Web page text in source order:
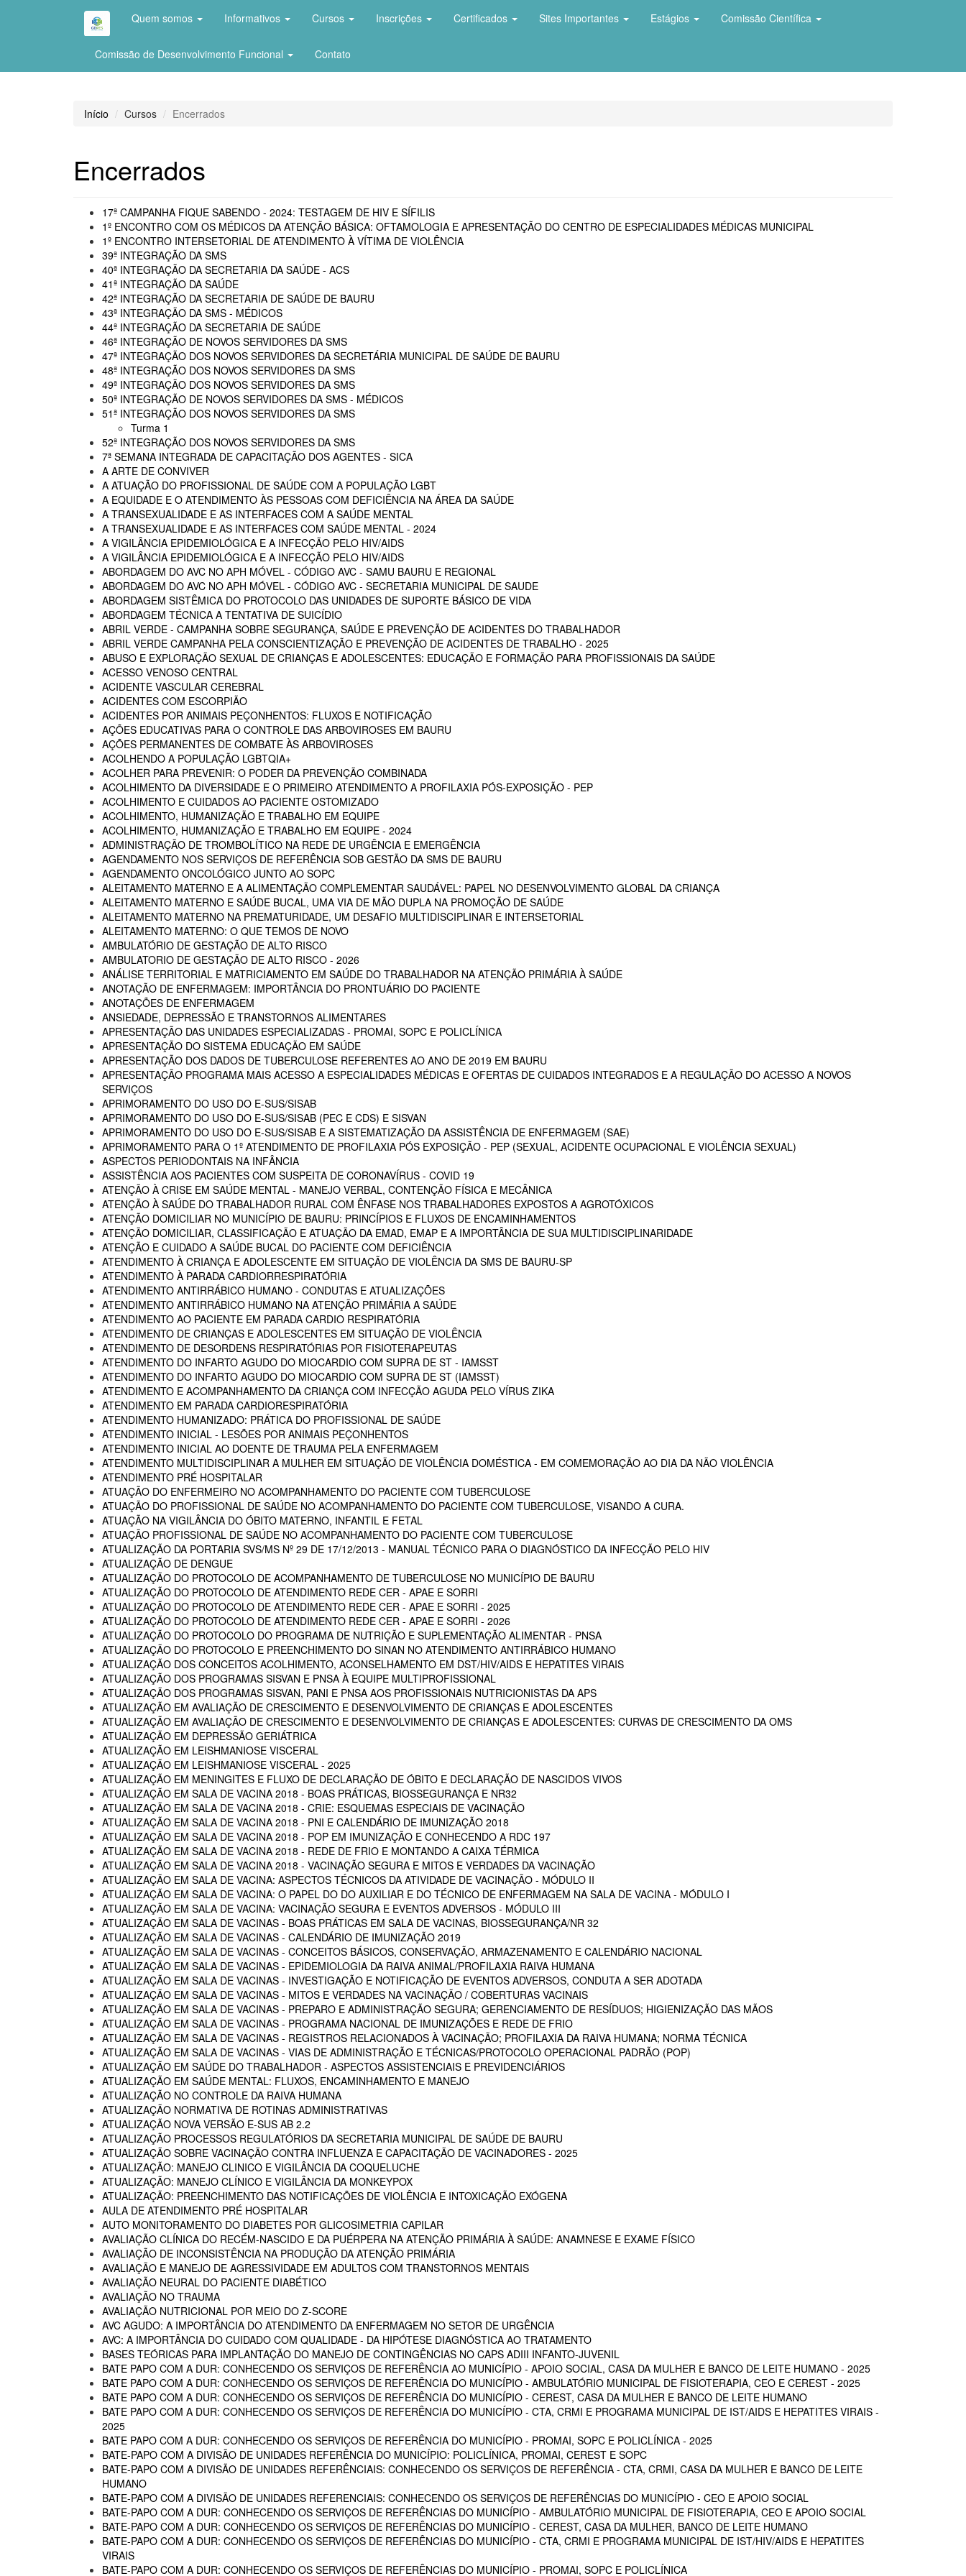
Quem somos Informativos Cursos Inscrições Certificados Sites Importantes Estágios Comissão Científica
Comissão de Desenvolvimento Funcional Contato
Início Cursos Encerrados
Encerrados
17ª CAMPANHA FIQUE SABENDO - 2024: TESTAGEM DE HIV E SÍFILIS
1º ENCONTRO COM OS MÉDICOS DA ATENÇÃO BÁSICA: OFTAMOLOGIA E APRESENTAÇÃO DO CENTRO DE ESPECIALIDADES MÉDICAS MUNICIPAL
1º ENCONTRO INTERSETORIAL DE ATENDIMENTO À VÍTIMA DE VIOLÊNCIA
39ª INTEGRAÇÃO DA SMS
40ª INTEGRAÇÃO DA SECRETARIA DA SAÚDE - ACS
41ª INTEGRAÇÃO DA SAÚDE
42ª INTEGRAÇÃO DA SECRETARIA DE SAÚDE DE BAURU
43ª INTEGRAÇÃO DA SMS - MÉDICOS
44ª INTEGRAÇÃO DA SECRETARIA DE SAÚDE
46ª INTEGRAÇÃO DE NOVOS SERVIDORES DA SMS
47ª INTEGRAÇÃO DOS NOVOS SERVIDORES DA SECRETÁRIA MUNICIPAL DE SAÚDE DE BAURU
48ª INTEGRAÇÃO DOS NOVOS SERVIDORES DA SMS
49ª INTEGRAÇÃO DOS NOVOS SERVIDORES DA SMS
50ª INTEGRAÇÃO DE NOVOS SERVIDORES DA SMS - MÉDICOS
51ª INTEGRAÇÃO DOS NOVOS SERVIDORES DA SMS
Turma 1
52ª INTEGRAÇÃO DOS NOVOS SERVIDORES DA SMS
7ª SEMANA INTEGRADA DE CAPACITAÇÃO DOS AGENTES - SICA
A ARTE DE CONVIVER
A ATUAÇÃO DO PROFISSIONAL DE SAÚDE COM A POPULAÇÃO LGBT
A EQUIDADE E O ATENDIMENTO ÀS PESSOAS COM DEFICIÊNCIA NA ÁREA DA SAÚDE
A TRANSEXUALIDADE E AS INTERFACES COM A SAÚDE MENTAL
A TRANSEXUALIDADE E AS INTERFACES COM SAÚDE MENTAL - 2024
A VIGILÂNCIA EPIDEMIOLÓGICA E A INFECÇÃO PELO HIV/AIDS
A VIGILÂNCIA EPIDEMIOLÓGICA E A INFECÇÃO PELO HIV/AIDS
ABORDAGEM DO AVC NO APH MÓVEL - CÓDIGO AVC - SAMU BAURU E REGIONAL
ABORDAGEM DO AVC NO APH MÓVEL - CÓDIGO AVC - SECRETARIA MUNICIPAL DE SAUDE
ABORDAGEM SISTÊMICA DO PROTOCOLO DAS UNIDADES DE SUPORTE BÁSICO DE VIDA
ABORDAGEM TÉCNICA A TENTATIVA DE SUICÍDIO
ABRIL VERDE - CAMPANHA SOBRE SEGURANÇA, SAÚDE E PREVENÇÃO DE ACIDENTES DO TRABALHADOR
ABRIL VERDE CAMPANHA PELA CONSCIENTIZAÇÃO E PREVENÇÃO DE ACIDENTES DE TRABALHO - 2025
ABUSO E EXPLORAÇÃO SEXUAL DE CRIANÇAS E ADOLESCENTES: EDUCAÇÃO E FORMAÇÃO PARA PROFISSIONAIS DA SAÚDE
ACESSO VENOSO CENTRAL
ACIDENTE VASCULAR CEREBRAL
ACIDENTES COM ESCORPIÃO
ACIDENTES POR ANIMAIS PEÇONHENTOS: FLUXOS E NOTIFICAÇÃO
AÇÕES EDUCATIVAS PARA O CONTROLE DAS ARBOVIROSES EM BAURU
AÇÕES PERMANENTES DE COMBATE ÀS ARBOVIROSES
ACOLHENDO A POPULAÇÃO LGBTQIA+
ACOLHER PARA PREVENIR: O PODER DA PREVENÇÃO COMBINADA
ACOLHIMENTO DA DIVERSIDADE E O PRIMEIRO ATENDIMENTO A PROFILAXIA PÓS-EXPOSIÇÃO - PEP
ACOLHIMENTO E CUIDADOS AO PACIENTE OSTOMIZADO
ACOLHIMENTO, HUMANIZAÇÃO E TRABALHO EM EQUIPE
ACOLHIMENTO, HUMANIZAÇÃO E TRABALHO EM EQUIPE - 2024
ADMINISTRAÇÃO DE TROMBOLÍTICO NA REDE DE URGÊNCIA E EMERGÊNCIA
AGENDAMENTO NOS SERVIÇOS DE REFERÊNCIA SOB GESTÃO DA SMS DE BAURU
AGENDAMENTO ONCOLÓGICO JUNTO AO SOPC
ALEITAMENTO MATERNO E A ALIMENTAÇÃO COMPLEMENTAR SAUDÁVEL: PAPEL NO DESENVOLVIMENTO GLOBAL DA CRIANÇA
ALEITAMENTO MATERNO E SAÚDE BUCAL, UMA VIA DE MÃO DUPLA NA PROMOÇÃO DE SAÚDE
ALEITAMENTO MATERNO NA PREMATURIDADE, UM DESAFIO MULTIDISCIPLINAR E INTERSETORIAL
ALEITAMENTO MATERNO: O QUE TEMOS DE NOVO
AMBULATÓRIO DE GESTAÇÃO DE ALTO RISCO
AMBULATORIO DE GESTAÇÃO DE ALTO RISCO - 2026
ANÁLISE TERRITORIAL E MATRICIAMENTO EM SAÚDE DO TRABALHADOR NA ATENÇÃO PRIMÁRIA À SAÚDE
ANOTAÇÃO DE ENFERMAGEM: IMPORTÂNCIA DO PRONTUÁRIO DO PACIENTE
ANOTAÇÕES DE ENFERMAGEM
ANSIEDADE, DEPRESSÃO E TRANSTORNOS ALIMENTARES
APRESENTAÇÃO DAS UNIDADES ESPECIALIZADAS - PROMAI, SOPC E POLICLÍNICA
APRESENTAÇÃO DO SISTEMA EDUCAÇÃO EM SAÚDE
APRESENTAÇÃO DOS DADOS DE TUBERCULOSE REFERENTES AO ANO DE 2019 EM BAURU
APRESENTAÇÃO PROGRAMA MAIS ACESSO A ESPECIALIDADES MÉDICAS E OFERTAS DE CUIDADOS INTEGRADOS E A REGULAÇÃO DO ACESSO A NOVOS
SERVIÇOS
APRIMORAMENTO DO USO DO E-SUS/SISAB
APRIMORAMENTO DO USO DO E-SUS/SISAB (PEC E CDS) E SISVAN
APRIMORAMENTO DO USO DO E-SUS/SISAB E A SISTEMATIZAÇÃO DA ASSISTÊNCIA DE ENFERMAGEM (SAE)
APRIMORAMENTO PARA O 1º ATENDIMENTO DE PROFILAXIA PÓS EXPOSIÇÃO - PEP (SEXUAL, ACIDENTE OCUPACIONAL E VIOLÊNCIA SEXUAL)
ASPECTOS PERIODONTAIS NA INFÂNCIA
ASSISTÊNCIA AOS PACIENTES COM SUSPEITA DE CORONAVÍRUS - COVID 19
ATENÇÃO À CRISE EM SAÚDE MENTAL - MANEJO VERBAL, CONTENÇÃO FÍSICA E MECÂNICA
ATENÇÃO À SAÚDE DO TRABALHADOR RURAL COM ÊNFASE NOS TRABALHADORES EXPOSTOS A AGROTÓXICOS
ATENÇÃO DOMICILIAR NO MUNICÍPIO DE BAURU: PRINCÍPIOS E FLUXOS DE ENCAMINHAMENTOS
ATENÇÃO DOMICILIAR, CLASSIFICAÇÃO E ATUAÇÃO DA EMAD, EMAP E A IMPORTÂNCIA DE SUA MULTIDISCIPLINARIDADE
ATENÇÃO E CUIDADO A SAÚDE BUCAL DO PACIENTE COM DEFICIÊNCIA
ATENDIMENTO À CRIANÇA E ADOLESCENTE EM SITUAÇÃO DE VIOLÊNCIA DA SMS DE BAURU-SP
ATENDIMENTO À PARADA CARDIORRESPIRATÓRIA
ATENDIMENTO ANTIRRÁBICO HUMANO - CONDUTAS E ATUALIZAÇÕES
ATENDIMENTO ANTIRRÁBICO HUMANO NA ATENÇÃO PRIMÁRIA A SAÚDE
ATENDIMENTO AO PACIENTE EM PARADA CARDIO RESPIRATÓRIA
ATENDIMENTO DE CRIANÇAS E ADOLESCENTES EM SITUAÇÃO DE VIOLÊNCIA
ATENDIMENTO DE DESORDENS RESPIRATÓRIAS POR FISIOTERAPEUTAS
ATENDIMENTO DO INFARTO AGUDO DO MIOCARDIO COM SUPRA DE ST - IAMSST
ATENDIMENTO DO INFARTO AGUDO DO MIOCARDIO COM SUPRA DE ST (IAMSST)
ATENDIMENTO E ACOMPANHAMENTO DA CRIANÇA COM INFECÇÃO AGUDA PELO VÍRUS ZIKA
ATENDIMENTO EM PARADA CARDIORESPIRATÓRIA
ATENDIMENTO HUMANIZADO: PRÁTICA DO PROFISSIONAL DE SAÚDE
ATENDIMENTO INICIAL - LESÕES POR ANIMAIS PEÇONHENTOS
ATENDIMENTO INICIAL AO DOENTE DE TRAUMA PELA ENFERMAGEM
ATENDIMENTO MULTIDISCIPLINAR A MULHER EM SITUAÇÃO DE VIOLÊNCIA DOMÉSTICA - EM COMEMORAÇÃO AO DIA DA NÃO VIOLÊNCIA
ATENDIMENTO PRÉ HOSPITALAR
ATUAÇÃO DO ENFERMEIRO NO ACOMPANHAMENTO DO PACIENTE COM TUBERCULOSE
ATUAÇÃO DO PROFISSIONAL DE SAÚDE NO ACOMPANHAMENTO DO PACIENTE COM TUBERCULOSE, VISANDO A CURA.
ATUAÇÃO NA VIGILÂNCIA DO ÓBITO MATERNO, INFANTIL E FETAL
ATUAÇÃO PROFISSIONAL DE SAÚDE NO ACOMPANHAMENTO DO PACIENTE COM TUBERCULOSE
ATUALIZAÇÃO DA PORTARIA SVS/MS Nº 29 DE 17/12/2013 - MANUAL TÉCNICO PARA O DIAGNÓSTICO DA INFECÇÃO PELO HIV
ATUALIZAÇÃO DE DENGUE
ATUALIZAÇÃO DO PROTOCOLO DE ACOMPANHAMENTO DE TUBERCULOSE NO MUNICÍPIO DE BAURU
ATUALIZAÇÃO DO PROTOCOLO DE ATENDIMENTO REDE CER - APAE E SORRI
ATUALIZAÇÃO DO PROTOCOLO DE ATENDIMENTO REDE CER - APAE E SORRI - 2025
ATUALIZAÇÃO DO PROTOCOLO DE ATENDIMENTO REDE CER - APAE E SORRI - 2026
ATUALIZAÇÃO DO PROTOCOLO DO PROGRAMA DE NUTRIÇÃO E SUPLEMENTAÇÃO ALIMENTAR - PNSA
ATUALIZAÇÃO DO PROTOCOLO E PREENCHIMENTO DO SINAN NO ATENDIMENTO ANTIRRÁBICO HUMANO
ATUALIZAÇÃO DOS CONCEITOS ACOLHIMENTO, ACONSELHAMENTO EM DST/HIV/AIDS E HEPATITES VIRAIS
ATUALIZAÇÃO DOS PROGRAMAS SISVAN E PNSA À EQUIPE MULTIPROFISSIONAL
ATUALIZAÇÃO DOS PROGRAMAS SISVAN, PANI E PNSA AOS PROFISSIONAIS NUTRICIONISTAS DA APS
ATUALIZAÇÃO EM AVALIAÇÃO DE CRESCIMENTO E DESENVOLVIMENTO DE CRIANÇAS E ADOLESCENTES
ATUALIZAÇÃO EM AVALIAÇÃO DE CRESCIMENTO E DESENVOLVIMENTO DE CRIANÇAS E ADOLESCENTES: CURVAS DE CRESCIMENTO DA OMS
ATUALIZAÇÃO EM DEPRESSÃO GERIÁTRICA
ATUALIZAÇÃO EM LEISHMANIOSE VISCERAL
ATUALIZAÇÃO EM LEISHMANIOSE VISCERAL - 2025
ATUALIZAÇÃO EM MENINGITES E FLUXO DE DECLARAÇÃO DE ÓBITO E DECLARAÇÃO DE NASCIDOS VIVOS
ATUALIZAÇÃO EM SALA DE VACINA 2018 - BOAS PRÁTICAS, BIOSSEGURANÇA E NR32
ATUALIZAÇÃO EM SALA DE VACINA 2018 - CRIE: ESQUEMAS ESPECIAIS DE VACINAÇÃO
ATUALIZAÇÃO EM SALA DE VACINA 2018 - PNI E CALENDÁRIO DE IMUNIZAÇÃO 2018
ATUALIZAÇÃO EM SALA DE VACINA 2018 - POP EM IMUNIZAÇÃO E CONHECENDO A RDC 197
ATUALIZAÇÃO EM SALA DE VACINA 2018 - REDE DE FRIO E MONTANDO A CAIXA TÉRMICA
ATUALIZAÇÃO EM SALA DE VACINA 2018 - VACINAÇÃO SEGURA E MITOS E VERDADES DA VACINAÇÃO
ATUALIZAÇÃO EM SALA DE VACINA: ASPECTOS TÉCNICOS DA ATIVIDADE DE VACINAÇÃO - MÓDULO II
ATUALIZAÇÃO EM SALA DE VACINA: O PAPEL DO DO AUXILIAR E DO TÉCNICO DE ENFERMAGEM NA SALA DE VACINA - MÓDULO I
ATUALIZAÇÃO EM SALA DE VACINA: VACINAÇÃO SEGURA E EVENTOS ADVERSOS - MÓDULO III
ATUALIZAÇÃO EM SALA DE VACINAS - BOAS PRÁTICAS EM SALA DE VACINAS, BIOSSEGURANÇA/NR 32
ATUALIZAÇÃO EM SALA DE VACINAS - CALENDÁRIO DE IMUNIZAÇÃO 2019
ATUALIZAÇÃO EM SALA DE VACINAS - CONCEITOS BÁSICOS, CONSERVAÇÃO, ARMAZENAMENTO E CALENDÁRIO NACIONAL
ATUALIZAÇÃO EM SALA DE VACINAS - EPIDEMIOLOGIA DA RAIVA ANIMAL/PROFILAXIA RAIVA HUMANA
ATUALIZAÇÃO EM SALA DE VACINAS - INVESTIGAÇÃO E NOTIFICAÇÃO DE EVENTOS ADVERSOS, CONDUTA A SER ADOTADA
ATUALIZAÇÃO EM SALA DE VACINAS - MITOS E VERDADES NA VACINAÇÃO / COBERTURAS VACINAIS
ATUALIZAÇÃO EM SALA DE VACINAS - PREPARO E ADMINISTRAÇÃO SEGURA; GERENCIAMENTO DE RESÍDUOS; HIGIENIZAÇÃO DAS MÃOS
ATUALIZAÇÃO EM SALA DE VACINAS - PROGRAMA NACIONAL DE IMUNIZAÇÕES E REDE DE FRIO
ATUALIZAÇÃO EM SALA DE VACINAS - REGISTROS RELACIONADOS À VACINAÇÃO; PROFILAXIA DA RAIVA HUMANA; NORMA TÉCNICA
ATUALIZAÇÃO EM SALA DE VACINAS - VIAS DE ADMINISTRAÇÃO E TÉCNICAS/PROTOCOLO OPERACIONAL PADRÃO (POP)
ATUALIZAÇÃO EM SAÚDE DO TRABALHADOR - ASPECTOS ASSISTENCIAIS E PREVIDENCIÁRIOS
ATUALIZAÇÃO EM SAÚDE MENTAL: FLUXOS, ENCAMINHAMENTO E MANEJO
ATUALIZAÇÃO NO CONTROLE DA RAIVA HUMANA
ATUALIZAÇÃO NORMATIVA DE ROTINAS ADMINISTRATIVAS
ATUALIZAÇÃO NOVA VERSÃO E-SUS AB 2.2
ATUALIZAÇÃO PROCESSOS REGULATÓRIOS DA SECRETARIA MUNICIPAL DE SAÚDE DE BAURU
ATUALIZAÇÃO SOBRE VACINAÇÃO CONTRA INFLUENZA E CAPACITAÇÃO DE VACINADORES - 2025
ATUALIZAÇÃO: MANEJO CLINICO E VIGILÂNCIA DA COQUELUCHE
ATUALIZAÇÃO: MANEJO CLÍNICO E VIGILÂNCIA DA MONKEYPOX
ATUALIZAÇÃO: PREENCHIMENTO DAS NOTIFICAÇÕES DE VIOLÊNCIA E INTOXICAÇÃO EXÓGENA
AULA DE ATENDIMENTO PRÉ HOSPITALAR
AUTO MONITORAMENTO DO DIABETES POR GLICOSIMETRIA CAPILAR
AVALIAÇÃO CLÍNICA DO RECÉM-NASCIDO E DA PUÉRPERA NA ATENÇÃO PRIMÁRIA À SAÚDE: ANAMNESE E EXAME FÍSICO
AVALIAÇÃO DE INCONSISTÊNCIA NA PRODUÇÃO DA ATENÇÃO PRIMÁRIA
AVALIAÇÃO E MANEJO DE AGRESSIVIDADE EM ADULTOS COM TRANSTORNOS MENTAIS
AVALIAÇÃO NEURAL DO PACIENTE DIABÉTICO
AVALIAÇÃO NO TRAUMA
AVALIAÇÃO NUTRICIONAL POR MEIO DO Z-SCORE
AVC AGUDO: A IMPORTÂNCIA DO ATENDIMENTO DA ENFERMAGEM NO SETOR DE URGÊNCIA
AVC: A IMPORTÂNCIA DO CUIDADO COM QUALIDADE - DA HIPÓTESE DIAGNÓSTICA AO TRATAMENTO
BASES TEÓRICAS PARA IMPLANTAÇÃO DO MANEJO DE CONTINGÊNCIAS NO CAPS ADIII INFANTO-JUVENIL
BATE PAPO COM A DUR: CONHECENDO OS SERVIÇOS DE REFERÊNCIA AO MUNICÍPIO - APOIO SOCIAL, CASA DA MULHER E BANCO DE LEITE HUMANO - 2025
BATE PAPO COM A DUR: CONHECENDO OS SERVIÇOS DE REFERÊNCIA DO MUNICÍPIO - AMBULATÓRIO MUNICIPAL DE FISIOTERAPIA, CEO E CEREST - 2025
BATE PAPO COM A DUR: CONHECENDO OS SERVIÇOS DE REFERÊNCIA DO MUNICÍPIO - CEREST, CASA DA MULHER E BANCO DE LEITE HUMANO
BATE PAPO COM A DUR: CONHECENDO OS SERVIÇOS DE REFERÊNCIA DO MUNICÍPIO - CTA, CRMI E PROGRAMA MUNICIPAL DE IST/AIDS E HEPATITES VIRAIS -
2025
BATE PAPO COM A DUR: CONHECENDO OS SERVIÇOS DE REFERÊNCIA DO MUNICÍPIO - PROMAI, SOPC E POLICLÍNICA - 2025
BATE-PAPO COM A DIVISÃO DE UNIDADES REFERÊNCIA DO MUNICÍPIO: POLICLÍNICA, PROMAI, CEREST E SOPC
BATE-PAPO COM A DIVISÃO DE UNIDADES REFERÊNCIAIS: CONHECENDO OS SERVIÇOS DE REFERÊNCIA - CTA, CRMI, CASA DA MULHER E BANCO DE LEITE
HUMANO
BATE-PAPO COM A DIVISÃO DE UNIDADES REFERENCIAIS: CONHECENDO OS SERVIÇOS DE REFERÊNCIAS DO MUNICÍPIO - CEO E APOIO SOCIAL
BATE-PAPO COM A DUR: CONHECENDO OS SERVIÇOS DE REFERÊNCIAS DO MUNICÍPIO - AMBULATÓRIO MUNICIPAL DE FISIOTERAPIA, CEO E APOIO SOCIAL
BATE-PAPO COM A DUR: CONHECENDO OS SERVIÇOS DE REFERÊNCIAS DO MUNICÍPIO - CEREST, CASA DA MULHER, BANCO DE LEITE HUMANO
BATE-PAPO COM A DUR: CONHECENDO OS SERVIÇOS DE REFERÊNCIAS DO MUNICÍPIO - CTA, CRMI E PROGRAMA MUNICIPAL DE IST/HIV/AIDS E HEPATITES
VIRAIS
BATE-PAPO COM A DUR: CONHECENDO OS SERVIÇOS DE REFERÊNCIAS DO MUNICÍPIO - PROMAI, SOPC E POLICLÍNICA